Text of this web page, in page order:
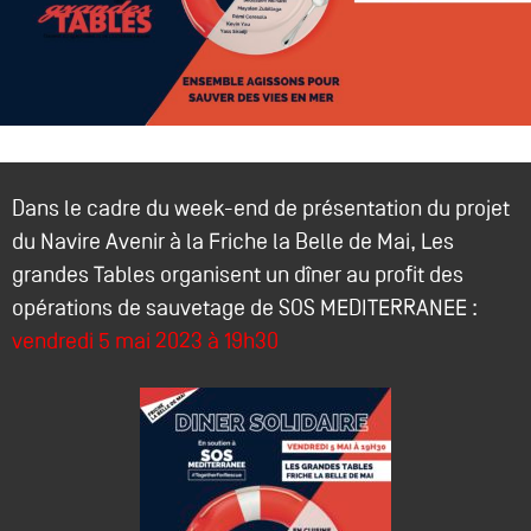
Dans le cadre du week-end de présentation du projet
du Navire Avenir à la Friche la Belle de Mai, Les
grandes Tables organisent un dîner au profit des
opérations de sauvetage de SOS MEDITERRANEE :
vendredi 5 mai 2023 à 19h30